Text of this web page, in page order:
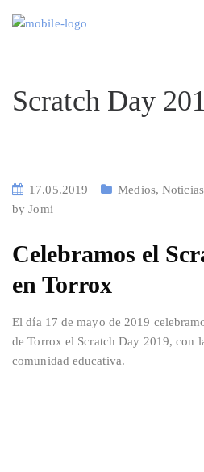
Scratch Day
17.05.2019 Medios,Noticias
byJomi
Celebramos el
en Torrox
El día 17 de mayo de 2019
de Torrox el Scratch Day 2019, con
comunidad educativa.